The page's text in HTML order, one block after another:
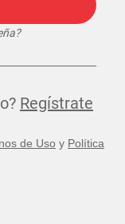
Regístrate
de Uso y Política